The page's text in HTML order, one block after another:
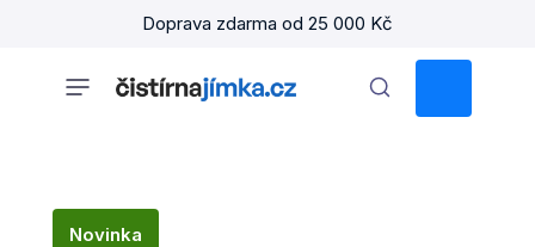
Doprava zdarma od 25 000 Kč
KOŠÍK
Novinka